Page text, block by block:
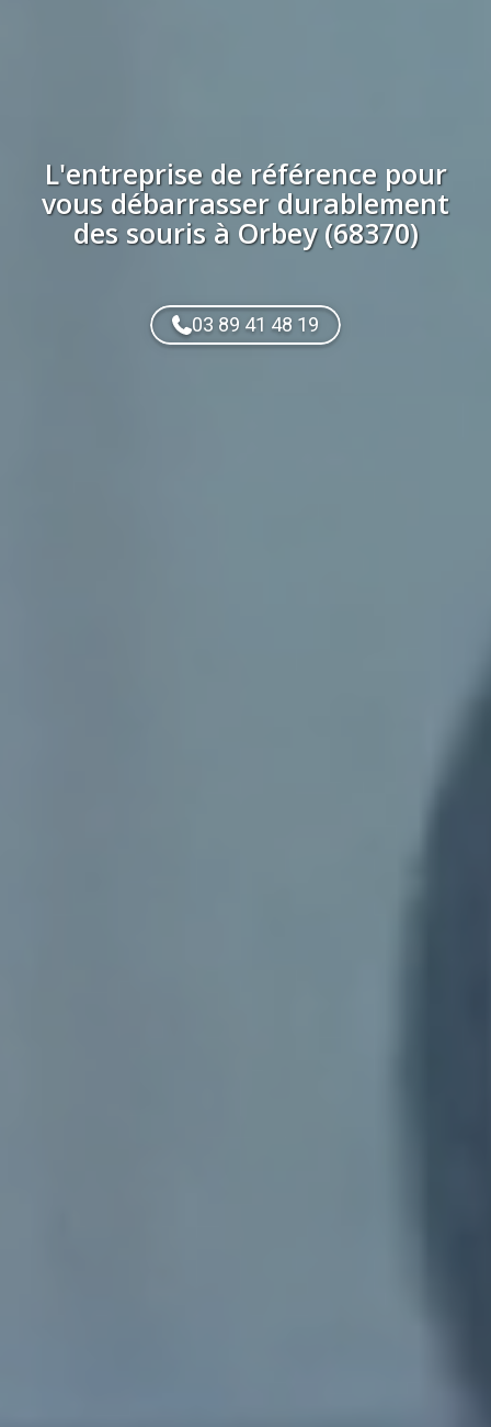
L'entreprise de référence pour
vous débarrasser durablement
des sourisà Orbey (68370)
03 89 41 48 19